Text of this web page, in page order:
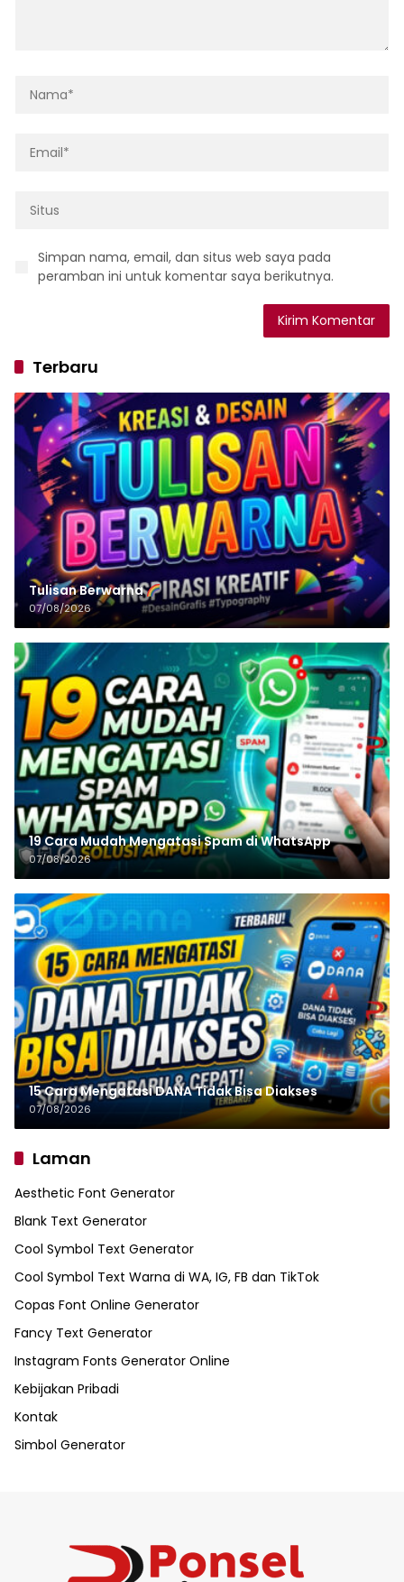
Simpan nama, email, dan situs web saya pada
peramban ini untuk komentar saya berikutnya.
Terbaru
Tulisan‌‌‌‌‌‌‌‌‌‌‌‌‌‌‌‌ Berwarna
07/08/2026
19 Cara Mudah Mengatasi Spam di WhatsApp
07/08/2026
15 Cara Mengatasi DANA Tidak Bisa Diakses
07/08/2026
Laman
Aesthetic Font Generator
Blank Text Generator
Cool Symbol Text Generator
Cool Symbol Text Warna di WA, IG, FB dan TikTok
Copas Font Online Generator
Fancy Text Generator
Instagram Fonts Generator Online
Kebijakan Pribadi
Kontak
Simbol Generator